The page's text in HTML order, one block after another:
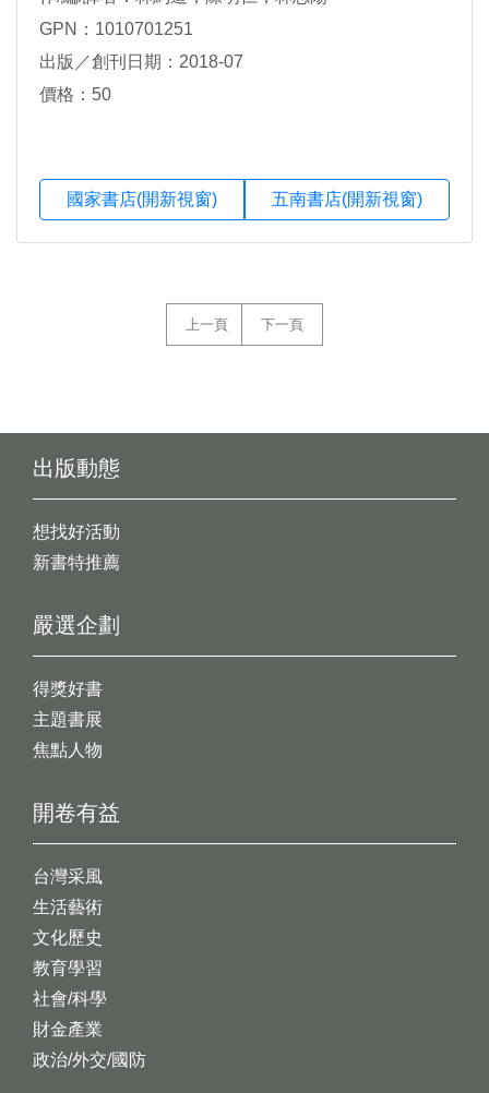
GPN：1010701251
出版／創刊日期：2018-07
價格：50
國家書店(開新視窗) 五南書店(開新視窗)
上一頁 下一頁
出版動態
想找好活動
新書特推薦
開卷有益
台灣采風
生活藝術
文化歷史
教育學習
社會/科學
財金產業
政治/外交/國防
嚴選企劃
得獎好書
主題書展
焦點人物